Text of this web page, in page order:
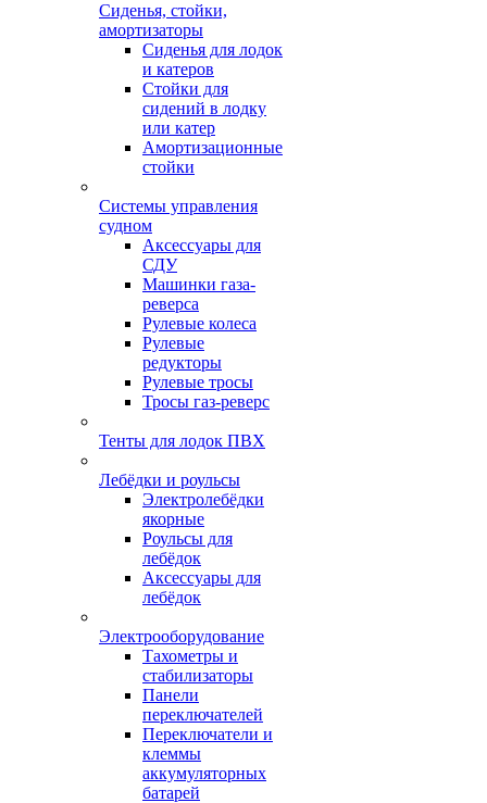
Сиденья, стойки,
амортизаторы
Сиденья для лодок
и катеров
Стойки для
сидений в лодку
или катер
Амортизационные
стойки
Системы управления
судном
Аксессуары для
СДУ
Машинки газа-
реверса
Рулевые колеса
Рулевые
редукторы
Рулевые тросы
Тросы газ-реверс
Тенты для лодок ПВХ
Лебёдки и роульсы
Электролебёдки
якорные
Роульсы для
лебёдок
Аксессуары для
лебёдок
Электрооборудование
Тахометры и
стабилизаторы
Панели
переключателей
Переключатели и
клеммы
аккумуляторных
батарей